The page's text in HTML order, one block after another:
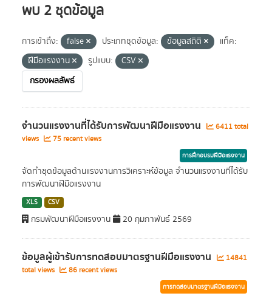
พบ 2 ชุดข้อมูล
การเข้าถึง: false ประเภทชุดข้อมูล: ข้อมูลสถิติ
แท็ค:
ฝีมือแรงงาน
รูปแบบ:
CSV
กรองผลลัพธ์
จำนวนแรงงานที่ได้รับการพัฒนาฝีมือแรงงาน
6411 total
views
75 recent views
การฝึกอบรมฝีมือแรงงาน
จัดทำชุดข้อมูลด้านแรงงานการวิเคราะห์ข้อมูล จำนวนแรงงานที่ได้รับ
การพัฒนาฝีมือแรงงาน
XLS CSV
กรมพัฒนาฝีมือแรงงาน 20 กุมภาพันธ์ 2569
ข้อมูลผู้เข้ารับการทดสอบมาตรฐานฝีมือแรงงาน
14841
total views
86 recent views
การทดสอบมาตรฐานฝีมือแรงงาน